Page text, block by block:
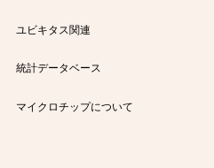
ユビキタス関連
統計データベース
マイクロチップについて